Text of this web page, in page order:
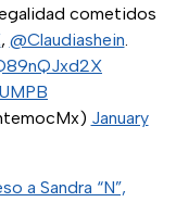
cometidos
, @Claudiashein.
January
a Sandra “N”,